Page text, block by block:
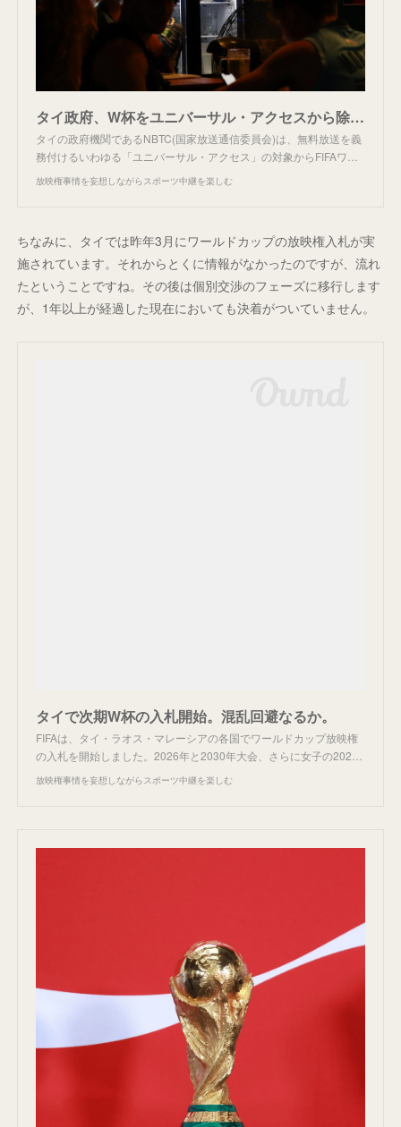
タイ政府、W杯をユニバーサル・アクセスから除外。
タイの政府機関であるNBTC(国家放送通信委員会)は、無料放送を義
務付けるいわゆる「ユニバーサル・アクセス」の対象からFIFAワ…
放映権事情を妄想しながらスポーツ中継を楽しむ
ちなみに、タイでは昨年3月にワールドカップの放映権入札が実
施されています。それからとくに情報がなかったのですが、流れ
たということですね。その後は個別交渉のフェーズに移行します
が、1年以上が経過した現在においても決着がついていません。
タイで次期W杯の入札開始。混乱回避なるか。
FIFAは、タイ・ラオス・マレーシアの各国でワールドカップ放映権
の入札を開始しました。2026年と2030年大会、さらに女子の202…
放映権事情を妄想しながらスポーツ中継を楽しむ